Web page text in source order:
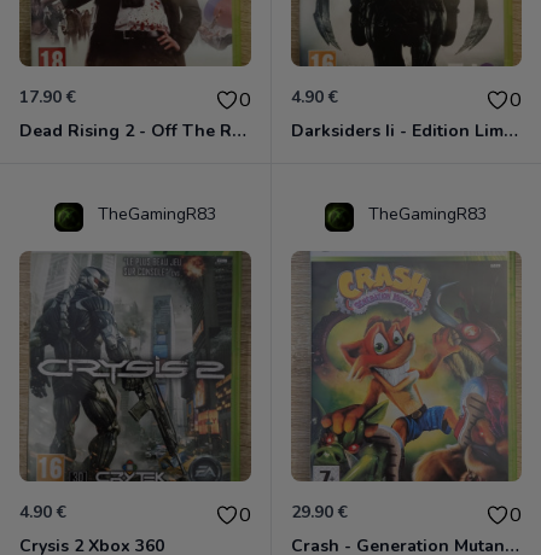
17.90 € 0
Dead Rising 2 - Off The Record Xbox 360
4.90 € 0
Darksiders Ii - Edition Limitée Xbox 360
TheGamingR83
4.90 € 0
Crysis 2 Xbox 360
TheGamingR83
29.90 € 0
Crash - Generation Mutant Xbox 360